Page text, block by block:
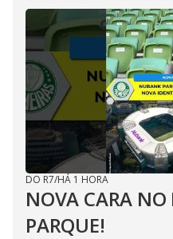
DO R7/HÁ 1 HORA
NOVA CARA
PARQUE!